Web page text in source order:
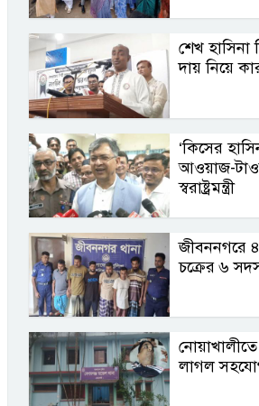
শেখ
দায় নিয়ে
‘কিসের
আওয়াজ-
স্বরাষ্ট্রমন্ত্রী
জীবননগরে
চক্রের ৬
লাগল